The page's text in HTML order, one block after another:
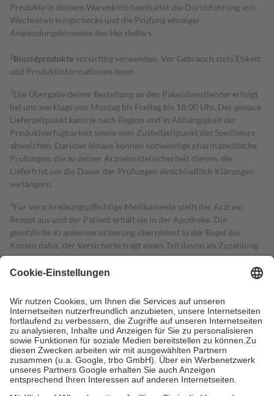
Produkte in deinem Warenkorb beinhaltet die Durchführung von
Wechselwirkungschecks und die Prüfung etwaiger
Anwendungshinweise des Herstellers.
2Biozidproduktevorsichtig verwenden. Vor Gebrauch stets Etikett
und Produktinformationen lesen.
3Die Übergabe deiner Bestellung an den Paketdienstleister erfolgt
bei uns werktags von Montag bis Freitag bis 18:00 Uhr. Der genaue
Lieferzeitpunkt kann je nach Region und in Abhängigkeit der
Produktverfügbarkeit sowie vom Zustellzeitpunkt des Spediteurs
abweichen. Darüber hinaus können notwendige pharmazeutische
Prüfungen, die zu deiner Arzneimittelsicherheit dienen, die
Lieferfrist um die Dauer der Prüfungen einschließlich Klärungen
verlängern.
4Für verschreibungspflichtige Medikamente stellt der Arzt ein
Rezept aus und der Patient erhält sie in der Apotheke. Die
gesetzliche Krankenversicherung übernimmt in der Regel die
Kosten dafür, der Versicherte trägt einen Teil davon als Zuzahlung
mit.
Grundsätzlich leisten Mitglieder Zuzahlungen in Höhe von zehn
höchstens zehn Euro.
Es sind jedoch nie mehr als die tatsächlichen
Kosten der Leistung zu entrichten.
Diese Regeln gelten grundsätzlich auch für Online-Apotheken.
Bei Heilmitteln und häuslicher Krankenpflege beträgt die
Zuzahlung zehn Prozent der Kosten sowie zehn Euro je
Verordnung.
Um das Engagement der Versicherten für ihre eigene Gesundheit zu
stärken und die besondere Stellung der Familie zu unterstützen,